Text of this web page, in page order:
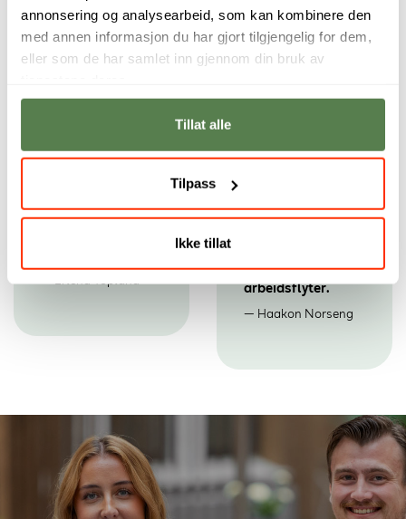
annonsering og analysearbeid, som kan kombinere den
med annen informasjon du har gjort tilgjengelig for dem,
eller som de har samlet inn gjennom din bruk av
Tillat alle
Tilpass
Ikke tillat
og bygger et solid
Erlend Topland
ferdigheter innen
og CAD-
arbeidsflyter.
Haakon Norseng